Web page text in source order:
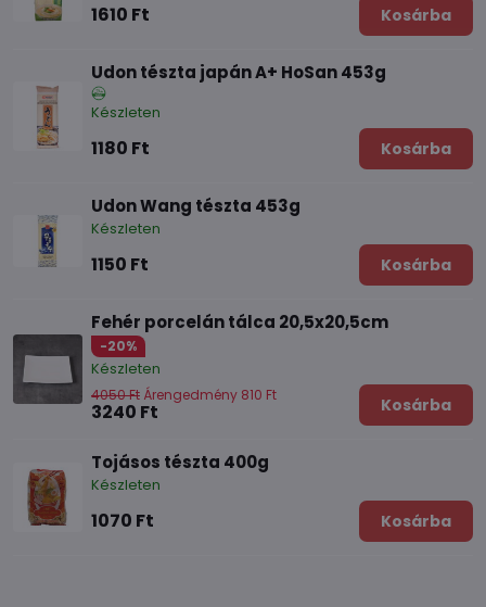
1610 Ft Kosárba
Udon tészta japán A+ HoSan 453g
Készleten
1180 Ft Kosárba
Udon Wang tészta 453g
Készleten
1150 Ft Kosárba
Fehér porcelán tálca 20,5x20,5cm
-20%
Készleten
3240 Ft
4050 Ft Árengedmény 810 Ft Kosárba
Tojásos tészta 400g
Készleten
1070 Ft Kosárba